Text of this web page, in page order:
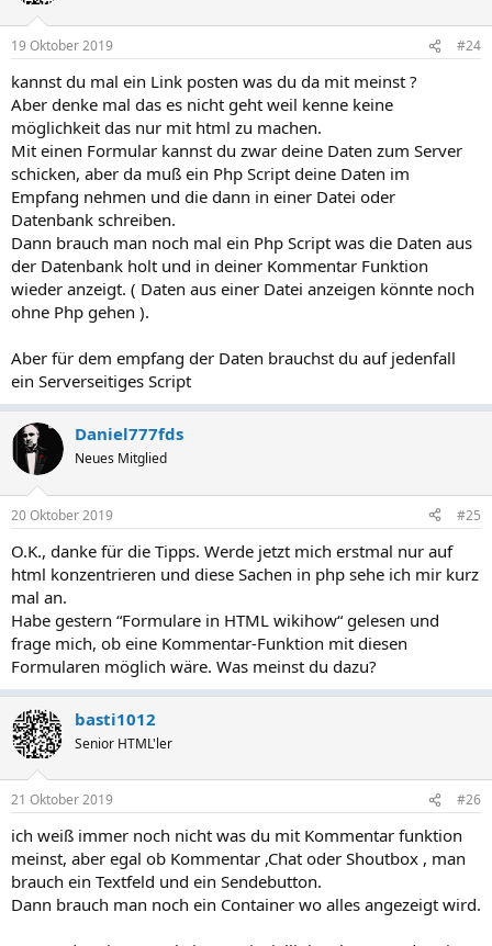
19 Oktober 2019 #24
kannst du mal ein Link posten was du da mit meinst ?
Aber denke mal das es nicht geht weil kenne keine
möglichkeit das nur mit html zu machen.
Mit einen Formular kannst du zwar deine Daten zum Server
schicken, aber da muß ein Php Script deine Daten im
Empfang nehmen und die dann in einer Datei oder
Datenbank schreiben.
Dann brauch man noch mal ein Php Script was die Daten aus
der Datenbank holt und in deiner Kommentar Funktion
wieder anzeigt. ( Daten aus einer Datei anzeigen könnte noch
ohne Php gehen ).
Aber für dem empfang der Daten brauchst du auf jedenfall
ein Serverseitiges Script
Daniel777fds
Neues Mitglied
20 Oktober 2019 #25
O.K., danke für die Tipps. Werde jetzt mich erstmal nur auf
html konzentrieren und diese Sachen in php sehe ich mir kurz
mal an.
Habe gestern “Formulare in HTML wikihow“ gelesen und
frage mich, ob eine Kommentar-Funktion mit diesen
Formularen möglich wäre. Was meinst du dazu?
basti1012
Senior HTML'ler
21 Oktober 2019 #26
ich weiß immer noch nicht was du mit Kommentar funktion
meinst, aber egal ob Kommentar ,Chat oder Shoutbox , man
brauch ein Textfeld und ein Sendebutton.
Dann brauch man noch ein Container wo alles angezeigt wird.